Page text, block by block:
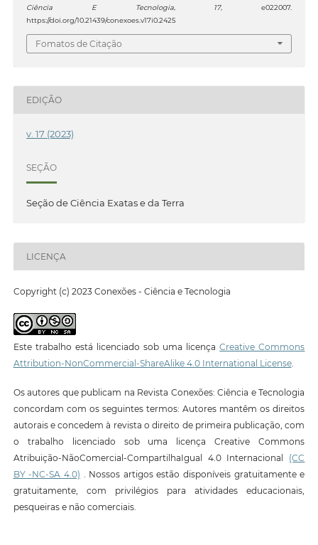
Ciência E Tecnologia, 17, e022007.
https://doi.org/10.21439/conexoes.v17i0.2425
Fomatos de Citação
EDIÇÃO
v. 17 (2023)
SEÇÃO
Seção de Ciência Exatas e da Terra
LICENÇA
Copyright (c) 2023 Conexões - Ciência e Tecnologia
Este trabalho está licenciado sob uma licençaCreative Commons
Attribution-NonCommercial-ShareAlike 4.0 International License.
Os autores que publicam na Revista Conexões: Ciência e Tecnologia
concordam com os seguintes termos: Autores mantêm os direitos
autorais e concedem à revista o direito de primeira publicação, com
o trabalho licenciado sob uma licença Creative Commons
Atribuição-NãoComercial-CompartilhaIgual 4.0 Internacional (CC
BY -NC-SA 4.0) . Nossos artigos estão disponíveis gratuitamente e
gratuitamente, com privilégios para atividades educacionais,
pesqueiras e não comerciais.